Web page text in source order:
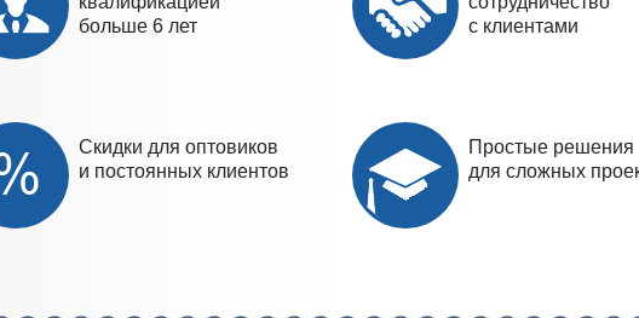
больше 6 лет
с клиентами
Скидки для оптовиков
и постоянных клиентов
Простые решения
для сложных